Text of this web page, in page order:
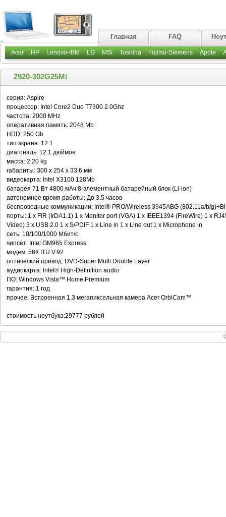
Главная FAQ
Acer HP Lenovo-IBM LG MSI Toshiba Fujitsu-Siemens Apple
2920-302G25Mi
серия: Aspire
процессор: Intel Core2 Duo T7300 2.0Ghz
частота: 2000 MHz
оперативная память: 2048 Mb
HDD: 250 Gb
тип экрана: 12.1
диагональ: 12.1 дюймов
масса: 2.20 kg
габариты: 300 x 254 x 33.6 мм
видеокарта: Intel X3100 128Mb
батарея 71 Вт 4800 мАч 8-элементный батарейный блок (Li-ion)
автономное время работы: До 3.5 часов
беспроводные коммуникации: Intel® PRO/Wireless 3945ABG (802.11a/b/
порты: 1 x FIR (IrDA1.1) 1 x Monitor port (VGA) 1 x IEEE1394 (FireWire) 1 x
Video) 3 x USB 2.0 1 x S/PDIF 1 x Line in 1 x Line out 1 x Microphone in
сеть: 10/100/1000 Мбит/с
чипсет: Intel GM965 Express
модем: 56К ITU V.92
оптический привод: DVD-Super Multi Double Layer
аудиокарта: Intel® High-Definition audio
ПО: Windows Vista™ Home Premium
гарантия: 1 год
прочее: Встроенная 1.3 мегапиксельная камера Acer OrbiCam™
стоимость ноутбука:29777 рублей